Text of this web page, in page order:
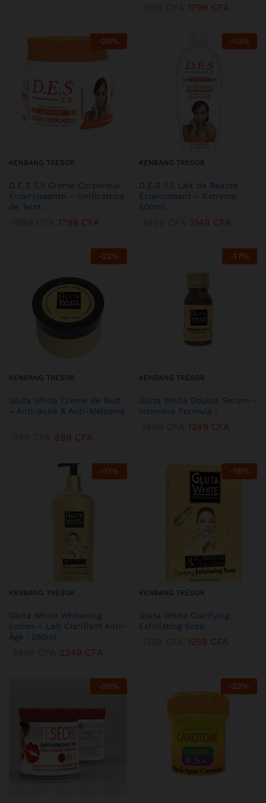
1799 CFA
-20%
KENBANG TRÉSOR
D.E.S 5.5 Crème Corporelle
Éclaircissante – Unificatrice
de Teint :
1799 CFA
-13%
KENBANG TRÉSOR
D.E.S 5.5 Lait de Beauté
Éclaircissant – Extreme
500ml:
3149 CFA
-23%
KENBANG TRÉSOR
Gluta White Crème de Nuit
– Anti-Acné & Anti-Mélasma
:
899 CFA
-17%
KENBANG TRÉSOR
Gluta White Double Serum –
Intensive Formula :
1349 CFA
-17%
KENBANG TRÉSOR
Gluta White Whitening
Lotion – Lait Clarifiant Anti-
Âge : 250ml
2249 CFA
-18%
KENBANG TRÉSOR
Gluta White Clarifying
Exfoliating Soap
1259 CFA
-20% -23%